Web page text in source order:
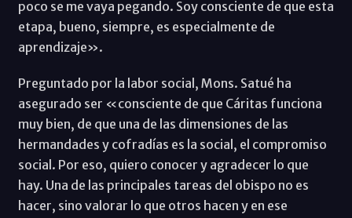
poco se me vaya pegando. Soy consciente de que esta
etapa, bueno, siempre, es especialmente de
aprendizaje».
Preguntado por la labor social, Mons. Satué ha
asegurado ser «consciente de que Cáritas funciona
muy bien, de que una de las dimensiones de las
hermandades y cofradías es la social, el compromiso
social. Por eso, quiero conocer y agradecer lo que
hay. Una de las principales tareas del obispo no es
hacer, sino valorar lo que otros hacen y en ese